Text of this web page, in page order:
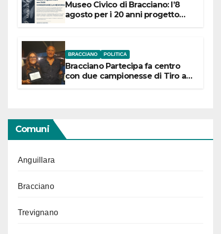
Museo Civico di Bracciano: l’8
agosto per i 20 anni progetto
BRACCIANO POLITICA
Bracciano Partecipa fa centro
con due campionesse di Tiro a
Comuni
Anguillara
Bracciano
Trevignano